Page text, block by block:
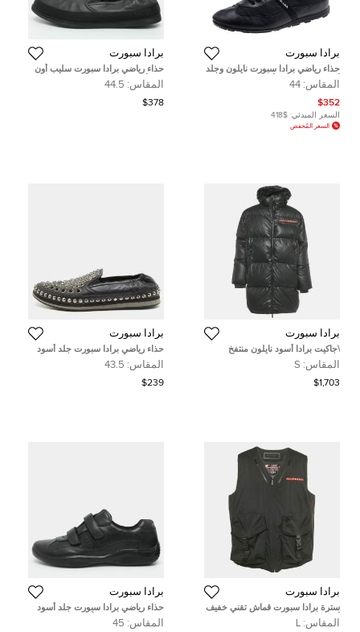
برادا سبورت
حذاء رياضي برادا سبورت نايلون وجلد
أسود منخفض من أعلى مقاس 44
المقاس: 44
$352
السعر المبدئي: $418
السعر المُخفض
برادا سبورت
حذاء رياضي برادا سبورت سليب أون
جلد أزرق مقاس 44.5
المقاس: 44.5
$378
برادا سبورت
\جاكيت برادا أسود نايلون منتفخ
مقاس صغير - سمول
المقاس: S
$1,703
برادا سبورت
حذاء رياضي برادا سبورت جلد أسود
مرصع بكريستال منزلق مقاس 43.5
المقاس: 43.5
$239
برادا سبورت
سترة برادا سبورت قماش تقني خفيف
أسود مقاس كبير
المقاس: L
برادا سبورت
حذاء رياضي برادا سبورت جلد أسود
فيلكرو منخفض من أعلى مقاس 45
المقاس: 45